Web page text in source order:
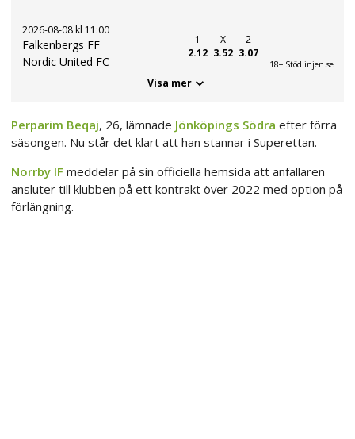
2026-08-08 kl 11:00
Falkenbergs FF
Nordic United FC
1
2.12
X
3.52
2
3.07
18+ Stödlinjen.se
Visa mer
Perparim Beqaj, 26, lämnade Jönköpings Södra efter förra
säsongen. Nu står det klart att han stannar i Superettan.
Norrby IF meddelar på sin officiella hemsida att anfallaren
ansluter till klubben på ett kontrakt över 2022 med option på
förlängning.